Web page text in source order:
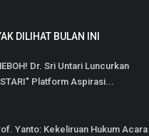
DILIHAT BULAN INI
Dr. Sri Untari Luncurkan
Platform Aspirasi...
Yanto: Kekeliruan Hukum Acara